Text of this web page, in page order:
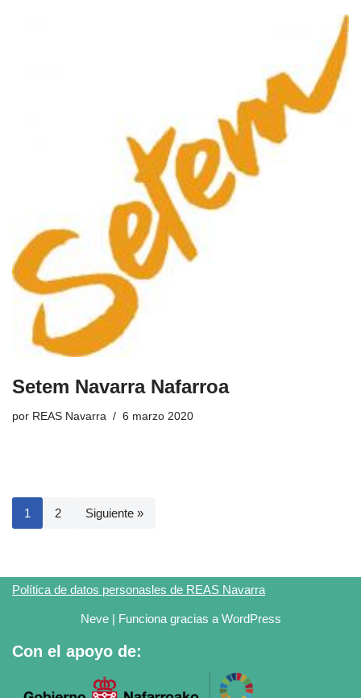
Setem Navarra Nafarroa
por REAS Navarra 6 marzo 2020
1 2 Siguiente »
Política de datos personasles de REAS Navarra
Neve| Funciona gracias a WordPress
Con el apoyo de: